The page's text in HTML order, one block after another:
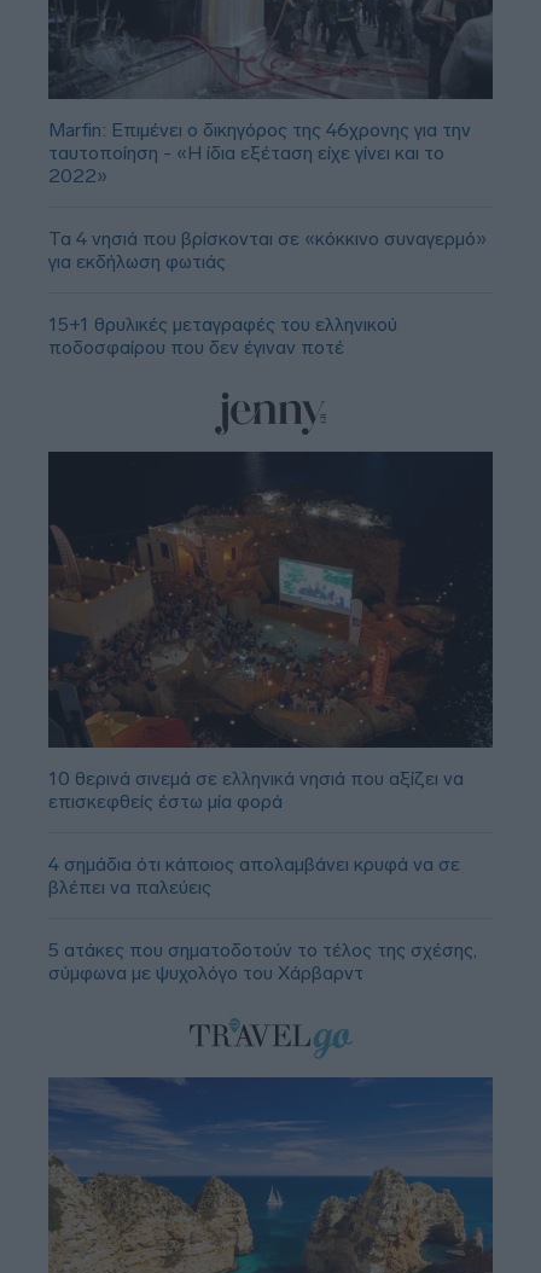
Marfin: Επιμένει ο δικηγόρος της 46χρονης για την
ταυτοποίηση - «Η ίδια εξέταση είχε γίνει και το
2022»
Τα 4 νησιά που βρίσκονται σε «κόκκινο συναγερμό»
για εκδήλωση φωτιάς
15+1 θρυλικές μεταγραφές του ελληνικού
ποδοσφαίρου που δεν έγιναν ποτέ
10 θερινά σινεμά σε ελληνικά νησιά που αξίζει να
επισκεφθείς έστω μία φορά
4 σημάδια ότι κάποιος απολαμβάνει κρυφά να σε
βλέπει να παλεύεις
5 ατάκες που σηματοδοτούν το τέλος της σχέσης,
σύμφωνα με ψυχολόγο του Χάρβαρντ